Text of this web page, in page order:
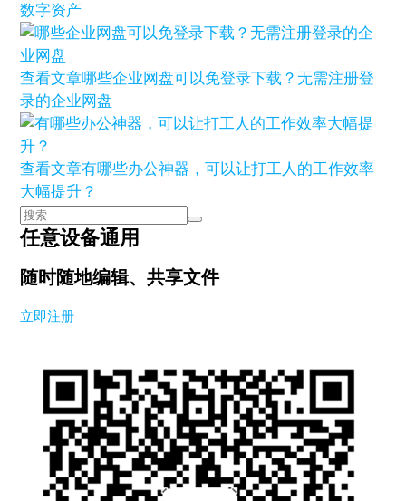
数字资产
查看文章哪些企业网盘可以免登录下载？无需注册登
录的企业网盘
查看文章有哪些办公神器，可以让打工人的工作效率
大幅提升？
任意设备通用
随时随地编辑、共享文件
立即注册